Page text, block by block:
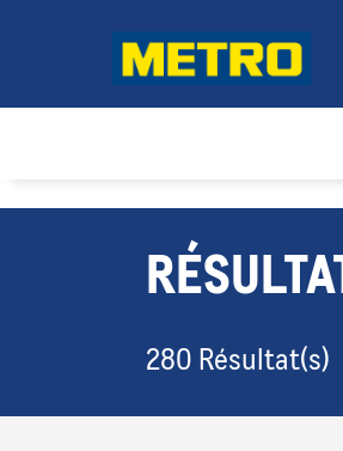
280 Résultat(s)